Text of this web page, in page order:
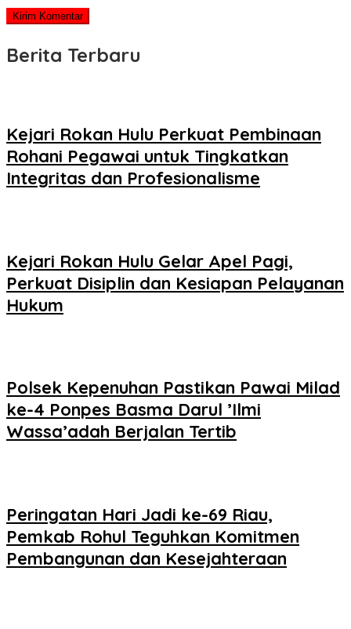
Berita Terbaru
Kejari Rokan Hulu Perkuat Pembinaan
Rohani Pegawai untuk Tingkatkan
Integritas dan Profesionalisme
Kejari Rokan Hulu Gelar Apel Pagi,
Perkuat Disiplin dan Kesiapan Pelayanan
Hukum
Polsek Kepenuhan Pastikan Pawai Milad
ke-4 Ponpes Basma Darul ’Ilmi
Wassa’adah Berjalan Tertib
Peringatan Hari Jadi ke-69 Riau,
Pemkab Rohul Teguhkan Komitmen
Pembangunan dan Kesejahteraan